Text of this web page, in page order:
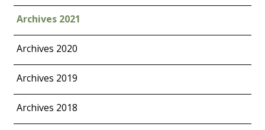
Archives 2021
Archives 2020
Archives 2019
Archives 2018